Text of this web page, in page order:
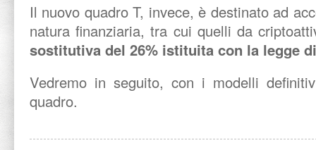
Il nuovo quadro T, invece, è destinato ad
natura finanziaria, tra cui quelli da
sostitutiva del 26% istituita con la legge
Vedremo in seguito, con i modelli
quadro.